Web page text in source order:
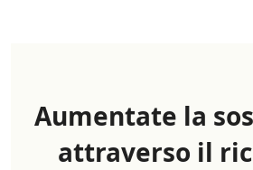
Aumentate la
attraverso il